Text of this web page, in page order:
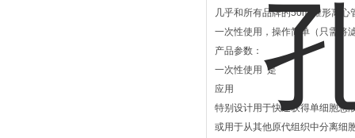
几乎和所有品牌的50ml锥形离心
一次性使用，操作简单（只需将
产品参数：
一次性使用 是
应用
特别设计用于快速获得单细胞悬
或用于从其他原代组织中分离细